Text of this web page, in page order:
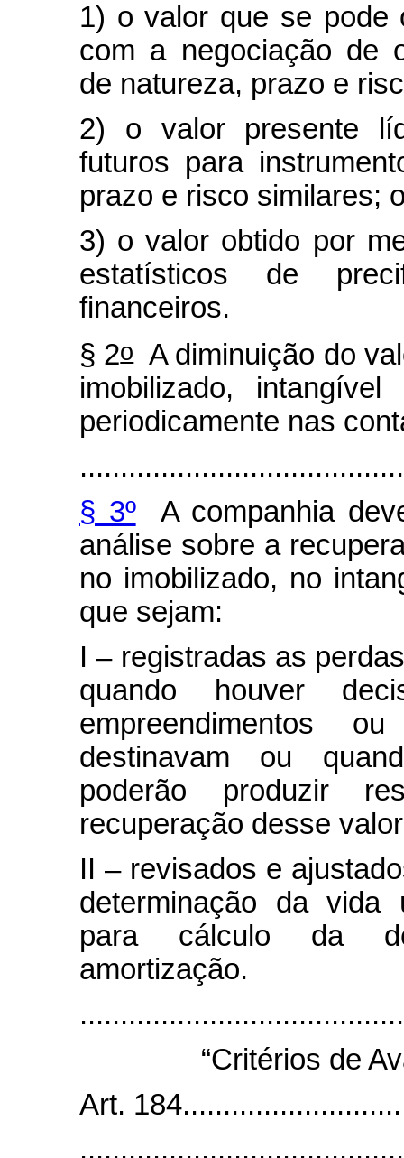
1) o valor que se pode
com a negociação de
de natureza, prazo e
2) o valor presente
futuros para
prazo e risco similares;
3) o valor obtido por
estatísticos de
financeiros.
§ 2oA diminuição do
imobilizado,
periodicamente nas
§ 3ºA companhia
análise sobre a
no imobilizado, no
que sejam:
I – registradas as
quando houver
empreendimentos
destinavam ou
poderão produzir
recuperação desse
II – revisados e
determinação da vida
para cálculo da
amortização.
“Critérios de
Art.